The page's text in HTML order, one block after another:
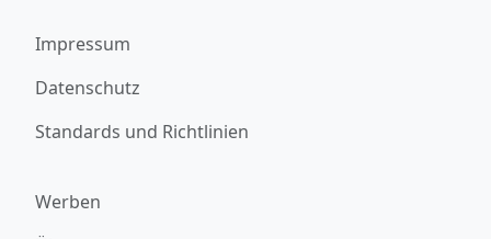
Impressum
Datenschutz
Standards und Richtlinien
Werben